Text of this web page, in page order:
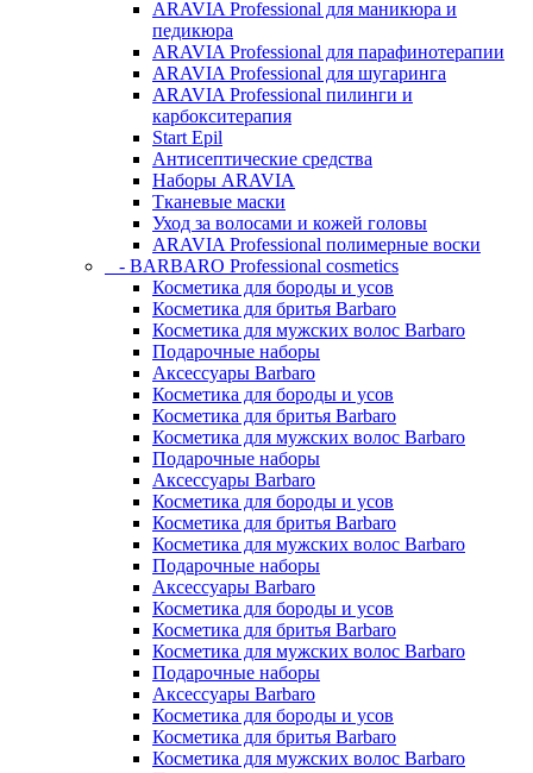
ARAVIA Professional для маникюра и
педикюра
ARAVIA Professional для парафинотерапии
ARAVIA Professional для шугаринга
ARAVIA Professional пилинги и
карбокситерапия
Start Epil
Антисептические средства
Наборы ARAVIA
Тканевые маски
Уход за волосами и кожей головы
ARAVIA Professional полимерные воски
- BARBARO Professional cosmetics
Косметика для бороды и усов
Косметика для бритья Barbaro
Косметика для мужских волос Barbaro
Подарочные наборы
Аксессуары Barbaro
Косметика для бороды и усов
Косметика для бритья Barbaro
Косметика для мужских волос Barbaro
Подарочные наборы
Аксессуары Barbaro
Косметика для бороды и усов
Косметика для бритья Barbaro
Косметика для мужских волос Barbaro
Подарочные наборы
Аксессуары Barbaro
Косметика для бороды и усов
Косметика для бритья Barbaro
Косметика для мужских волос Barbaro
Подарочные наборы
Аксессуары Barbaro
Косметика для бороды и усов
Косметика для бритья Barbaro
Косметика для мужских волос Barbaro